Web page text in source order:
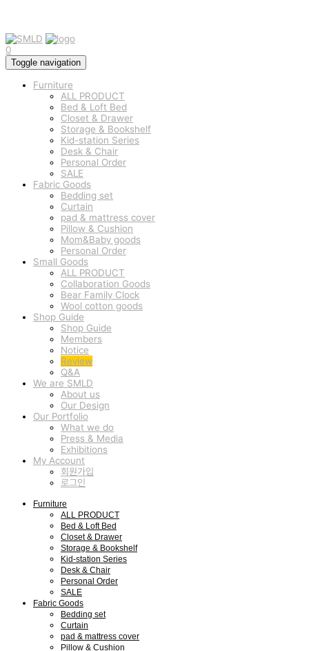
0
Toggle navigation
Furniture
ALL PRODUCT
Bed & Loft Bed
Closet & Drawer
Storage & Bookshelf
Kid-station Series
Desk & Chair
Personal Order
SALE
Fabric Goods
Bedding set
Curtain
pad & mattress cover
Pillow & Cushion
Mom&Baby goods
Personal Order
Small Goods
ALL PRODUCT
Collaboration Goods
Bear Family Clock
Wool cotton goods
Shop Guide
Shop Guide
Members
Notice
Review
Q&A
We are SMLD
About us
Our Design
Our Portfolio
What we do
Press & Media
Exhibitions
My Account
회원가입
로그인
Furniture
ALL PRODUCT
Bed & Loft Bed
Closet & Drawer
Storage & Bookshelf
Kid-station Series
Desk & Chair
Personal Order
SALE
Fabric Goods
Bedding set
Curtain
pad & mattress cover
Pillow & Cushion